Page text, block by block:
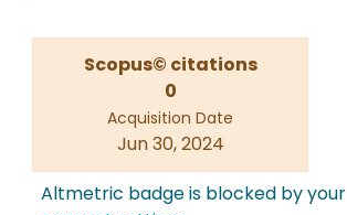
Scopus© citations
0
Acquisition Date
Jun 30, 2024
Altmetric badge is blocked by your